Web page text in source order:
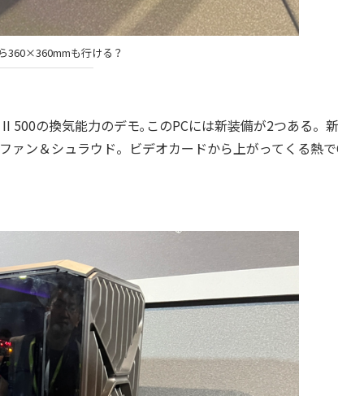
360×360mmも行ける？
の換気能力のデモ｡このPCには新装備が2つある。
ン＆シュラウド。ビデオカードから上がってくる熱